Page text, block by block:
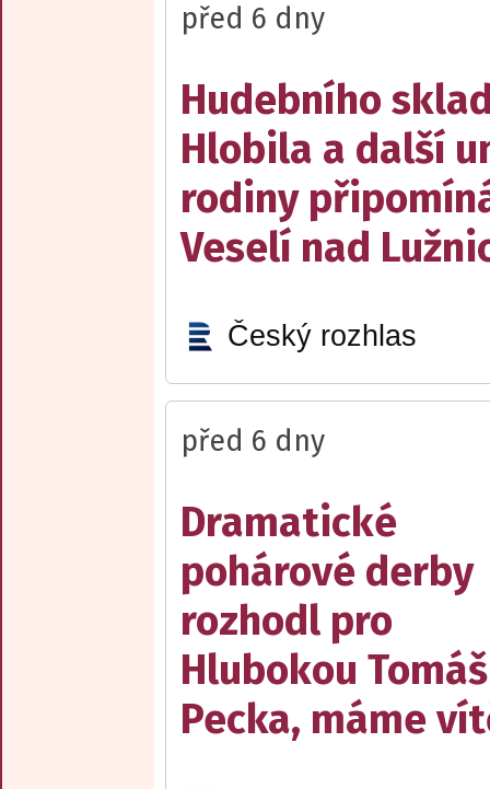
před 6 dny
Hudebního
Hlobila a další
rodiny
Veselí nad
Český rozhlas
před 6 dny
Dramatické
pohárové derby
rozhodl pro
Hlubokou Tomáš
Pecka, máme